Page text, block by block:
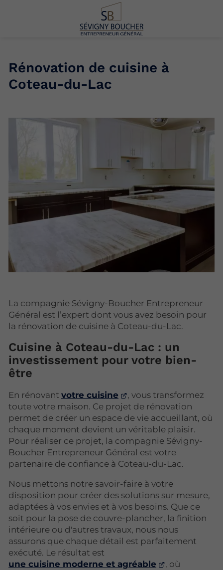
Rénovation de cuisine à
Coteau-du-Lac
La compagnie Sévigny-Boucher Entrepreneur
Général est l’expert dont vous avez besoin pour
la rénovation de cuisine à Coteau-du-Lac.
Cuisine à Coteau-du-Lac : un
investissement pour votre bien-
être
En rénovant votre cuisine
, vous transformez
toute votre maison. Ce projet de rénovation
permet de créer un espace de vie accueillant, où
chaque moment devient un véritable plaisir.
Pour réaliser ce projet, la compagnie Sévigny-
Boucher Entrepreneur Général est votre
partenaire de confiance à Coteau-du-Lac.
Nous mettons notre savoir-faire à votre
disposition pour créer des solutions sur mesure,
adaptées à vos envies et à vos besoins. Que ce
soit pour la pose de couvre-plancher, la finition
intérieure ou d'autres travaux, nous nous
assurons que chaque détail est parfaitement
exécuté. Le résultat est
une cuisine moderne et agréable
, où